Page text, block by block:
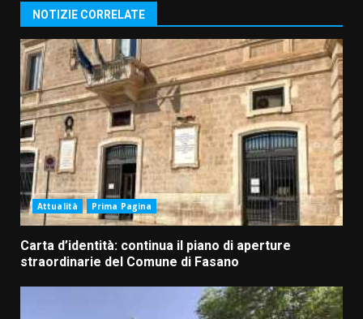
NOTIZIE CORRELATE
Attualità Prima Pagina
Carta d’identità: continua il piano di aperture
straordinarie del Comune di Fasano